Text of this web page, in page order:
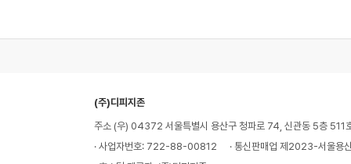
(주)디피지존
주소 (우) 04372 서울특별시 용산구 청파로 74, 신관동 5층 511
· 사업자번호: 722-88-00812
· 통신판매업 제2023-서울